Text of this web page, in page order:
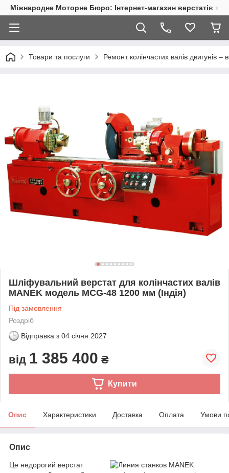
Міжнародне Моторне Бюро: Інтернет-магазин верстатів та
Товари та послуги Ремонт колінчастих валів двигунів
Шліфувальний верстат для колінчастих валів
MANEK модель MCG-48 1200 мм (Індія)
Під замовлення
Роздріб
Відправка з 04 січня 2027
від 1 385 400 ₴
Купити
Опис Характеристики Доставка Оплата Умови
Опис
Це недорогий верстат